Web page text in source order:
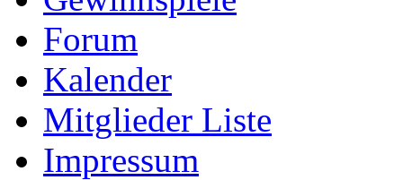
Forum
Kalender
Mitglieder Liste
Impressum